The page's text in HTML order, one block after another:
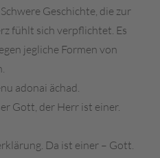
Geschichte, die zur
fühlt sich verpflichtet. Es
jegliche Formen von
adonai ächad.
Gott, der Herr ist einer.
Da ist einer – Gott.